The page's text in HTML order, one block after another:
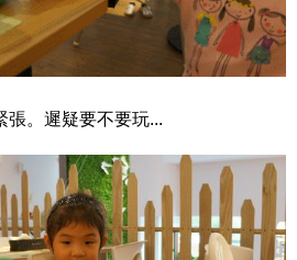
張。遲疑要不要玩...